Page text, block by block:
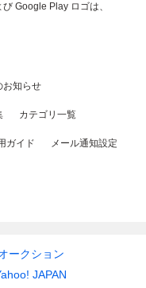
Google Play ロゴは、
お知らせ
カテゴリ一覧
ガイド メール通知設定
ークション
JAPAN